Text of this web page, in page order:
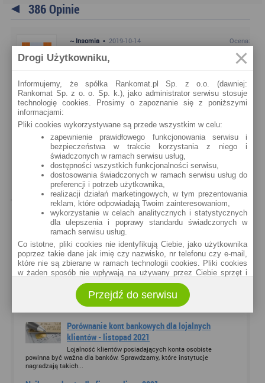
386 Opinie
~ Insomia • 2019-10-14 Ocena:
Chciałam kupić pralkę za
1349zl..zapytanie siedzi w BIK, a zezakjp nie
sfinalizowany, poprosiłam grzecznie o wycofanie
zapytania. Dostałam na piśmie!!! prawie groźbę ze nie
Szkoda, ze nie wiedzą, ze NSA wyrokiem sądu ukarał
już taki jeden mądry bank, bo pan, tak jak i ja klientem
banku nie był, zakupu nie dokonał. Więc ja sladem
tego Pana do sądu podążę, i aż ręce zaciera na myśl,
ze te odmowę na piśmie mam!!! Może jakieś
odszkodowanie dostanę??
POLECANE ARTYKUŁY
Najnowsze
Najczęściej komentowane
Posiadacz karty kredytowej zyska nawet 720 zł
w Credit Agricole
W przypadku kart kredytowych często zdarzają się
premie o dużej wartości. Dziś prezentujemy jedną z nich. Mowa o
promocji Credit Agricole, która...
Porównanie kont bankowych dla lojalnych
klientów - listopad 2021
Lojalność klientów posiadających konta osobiste
powinna być ważna dla banków. Sprawdzamy, które instytucje
nagradzają takich...
Drogi Użytkowniku,
Informujemy, że spółka Rankomat.pl Sp. z o.o. (dawniej:
Rankomat Sp. z o. o. Sp. k.), jako administrator serwisu stosuje
technologię cookies. Prosimy o zapoznanie się z poniższymi
informacjami:
Pliki cookies wykorzystywane są przede wszystkim w celu:
zapewnienie prawidłowego funkcjonowania serwisu i
bezpieczeństwa w trakcie korzystania z niego i
świadczonych w ramach serwisu usług,
dostępności wszystkich funkcjonalności serwisu,
dostosowania świadczonych w ramach serwisu usług do
preferencji i potrzeb użytkownika,
realizacji działań marketingowych, w tym prezentowania
reklam, które odpowiadają Twoim zainteresowaniom,
wykorzystanie w celach analitycznych i statystycznych
dla ulepszenia i poprawy standardu świadczonych w
ramach serwisu usług.
Co istotne, pliki cookies nie identyfikują Ciebie, jako użytkownika
poprzez takie dane jak imię czy nazwisko, nr telefonu czy e-mail,
które nie są zbierane w ramach technologii cookies. Pliki cookies
w żaden sposób nie wpływają na używany przez Ciebie sprzęt i
Zakres wykorzystywania plików cookies możliwy jest do
określenia w ustawieniach przeglądarki każdego użytkownika. Bez
wprowadzenia zmian ustawień, informacje w plikach cookies mogą
być zapisywane w pamięci Twojego urządzenia.
Administratorem danych pozyskiwanych w technologii cookies jest
spółka Rankomat.pl Sp. z o.o. (dawniej: Rankomat Sp. z o. o. Sp.
k.) z siedzibą w Warszawie, ul. Wolska 88, 01 - 141 Warszawa.
Możesz jako użytkownik w każdym czasie skontaktować się z
Przejdź do serwisu